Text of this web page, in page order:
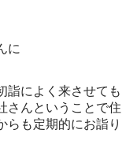
に
詣によく来させても
さんということで住
らも定期的にお詣り